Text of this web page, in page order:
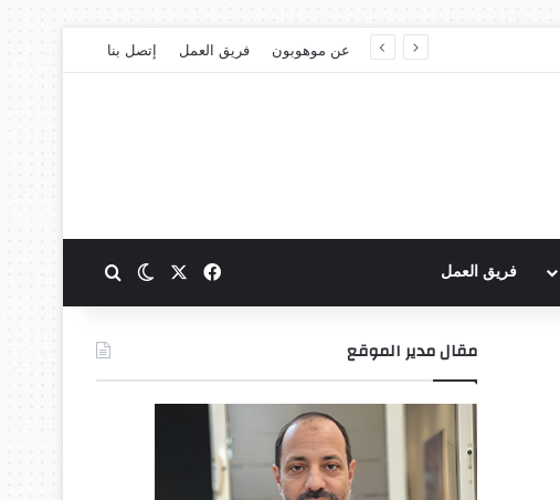
عن موهوبون فريق العمل إتصل بنا
فريق العمل فيسبوك الوضع المظلم
مقال مدير الموقع